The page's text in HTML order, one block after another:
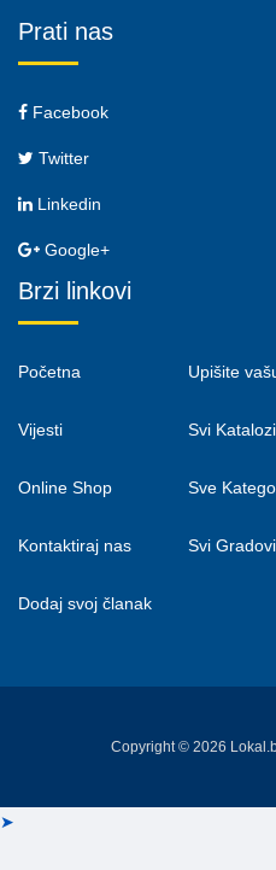
Prati nas
Facebook
Twitter
Linkedin
Google+
Brzi linkovi
Početna
Vijesti
Online Shop
Kontaktiraj nas
Dodaj svoj članak
Upišite
Svi Katalozi
Sve
Svi Gradovi
Copyright © 2026
➤